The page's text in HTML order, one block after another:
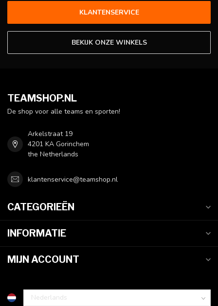
KLANTENSERVICE
BEKIJK ONZE WINKELS
TEAMSHOP.NL
De shop voor alle teams en sporten!
Arkelstraat 19
4201 KA Gorinchem
the Netherlands
klantenservice@teamshop.nl
CATEGORIEËN
INFORMATIE
MIJN ACCOUNT